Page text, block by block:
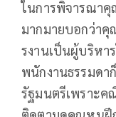
ในการพิจารณา
มากมายบอกว่า
รงานเป็นผู้บริหา
พนักงานธรรมดา
รัฐมนตรีเพราะค